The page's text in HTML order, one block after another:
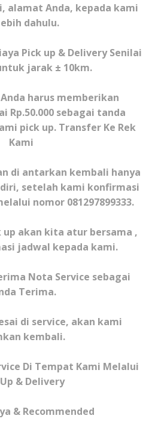
alamat Anda, kepada kami
dahulu.
Pick up & Delivery Senilai
jarak ± 10km.
harus memberikan
Rp.50.000 sebagai tanda
pick up. Transfer Ke Rek
Kami
di antarkan kembali hanya
setelah kami konfirmasi
nomor 081297899333.
up akan kita atur bersama ,
jadwal kepada kami.
Nota Service sebagai
Terima.
di service, akan kami
kembali.
Di Tempat Kami Melalui
& Delivery
& Recommended